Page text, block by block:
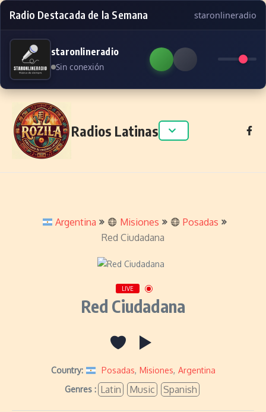
Radio Destacada de la Semana staronlineradio
staronlineradio
Sin conexión
Skip to content
Radios Latinas
Argentina Misiones
Posadas
Red Ciudadana
LIVE
Red Ciudadana
Country: Posadas, Misiones, Argentina
Genres : Latin Music Spanish